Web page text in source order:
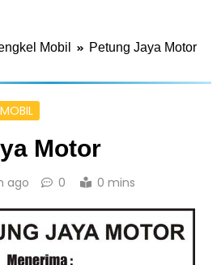
Mobil Petung Jaya Motor
Motor
ago 0 0 mins